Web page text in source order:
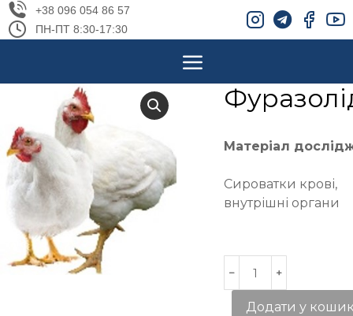
+38 096 054 86 57
ПН-ПТ 8:30-17:30
Матеріал
Сироватки крові,
внутрішні органи
Додати у